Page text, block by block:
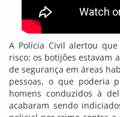
A Polícia Civil alertou
risco: os botijões estavam
de segurança em áreas
pessoas, o que poderia
homens conduzidos à
acabaram sendo